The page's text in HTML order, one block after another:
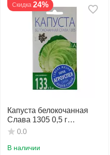
Скидка 24%
Капуста белокочанная
Слава 1305 0,5 г
АГРОУСПЕХ
0.0
В наличии